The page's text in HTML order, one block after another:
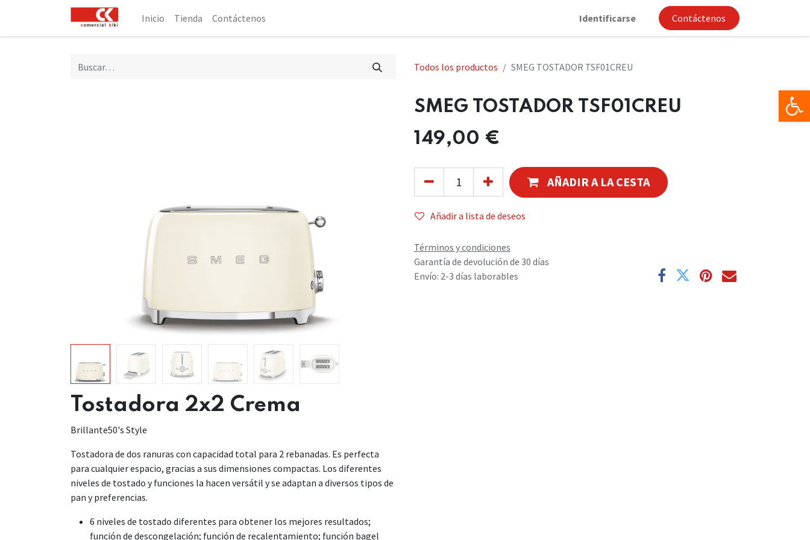
Inicio Tienda Contáctenos Identificarse Contáctenos
Todos los productos SMEG TOSTADOR TSF01CREU
Tostadora 2x2 Crema
Brillante50's Style
Tostadora de dos ranuras con capacidad total para 2 rebanadas. Es perfecta
para cualquier espacio, gracias a sus dimensiones compactas. Los diferentes
niveles de tostado y funciones la hacen versátil y se adaptan a diversos tipos de
pan y preferencias.
6 niveles de tostado diferentes para obtener los mejores resultados;
función de descongelación; función de recalentamiento; función bagel
SMEG TOSTADOR TSF01CREU
149,00 €
AÑADIR A LA CESTA
Añadir a lista de deseos
Términos y condiciones
Garantía de devolución de 30 días
Envío: 2-3 días laborables